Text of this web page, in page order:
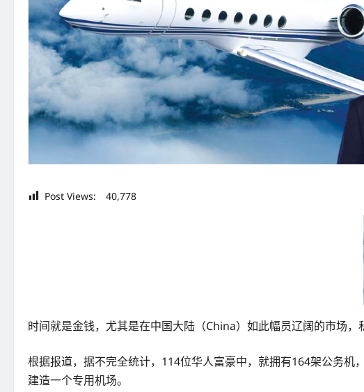
Post Views: 40,778
时间就是金钱，尤其是在中国大陆（China）如此幅员辽阔的市场，
根据报道，据不完全统计，114位华人富豪中，就拥有164架公务
建造一个专用机场。